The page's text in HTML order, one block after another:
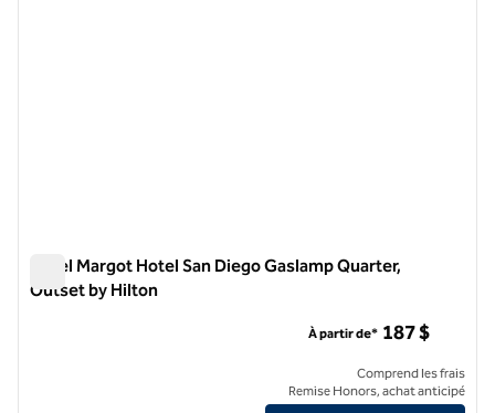
Hôtel Margot Hotel San Diego Gaslamp Quarter,
Outset by Hilton
À partir de* 187 $
Comprend les frais
Remise Honors, achat anticipé